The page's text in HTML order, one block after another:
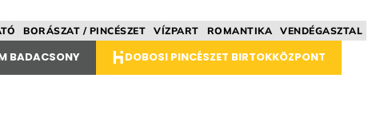
BORÁSZAT / PINCÉSZET VÍZPART ROMANTIKA VENDÉGASZTAL
BADACSONY DOBOSI PINCÉSZET BIRTOKKÖZPONT